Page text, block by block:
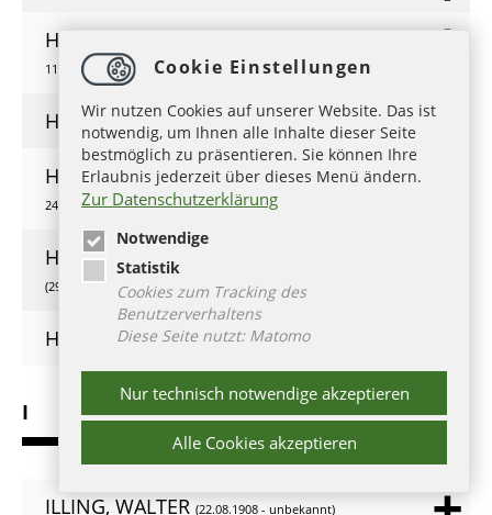
HUGO DE SANCTO VICTORE,
11.02.1141)
HUGO VON ST. VICTOR, ( - )
HÜLSEN, AUGUST LUDWIG(03.05.1765 -
24.09.1809)
HUNOLD, CHRISTIAN FRIEDRICH
(29.09.1680 - 16.08.1721)
HUTTEN, ASTRID (26.10.1951 - 09.08.2017)
I
ILLING, WALTER (22.08.1908 - unbekannt)
Cookie Einstellungen
Wir nutzen Cookies auf unserer Website. Das ist
notwendig, um Ihnen alle Inhalte dieser Seite
bestmöglich zu präsentieren. Sie können Ihre
Erlaubnis jederzeit über dieses Menü ändern.
Zur Datenschutzerklärung
Notwendige
Statistik
Cookies zum Tracking des
Benutzerverhaltens
Diese Seite nutzt: Matomo
Nur technisch notwendige akzeptieren
Alle Cookies akzeptieren